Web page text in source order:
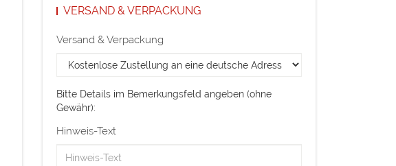
VERSAND & VERPACKUNG
Versand & Verpackung
Bitte Details im Bemerkungsfeld angeben (ohne
Gewähr):
Hinweis-Text